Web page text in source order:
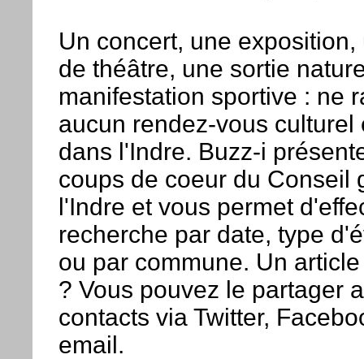
Un concert, une exposition,
de théâtre, une sortie
manifestation sportive : ne
aucun rendez-vous culturel
dans l'Indre. Buzz-i
coups de coeur du Conseil
l'Indre et vous permet
recherche par date, type
ou par commune. Un
? Vous pouvez le partager
contacts via Twitter,
email.